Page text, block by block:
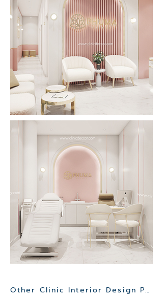
Other Clinic Interior Design Project>>